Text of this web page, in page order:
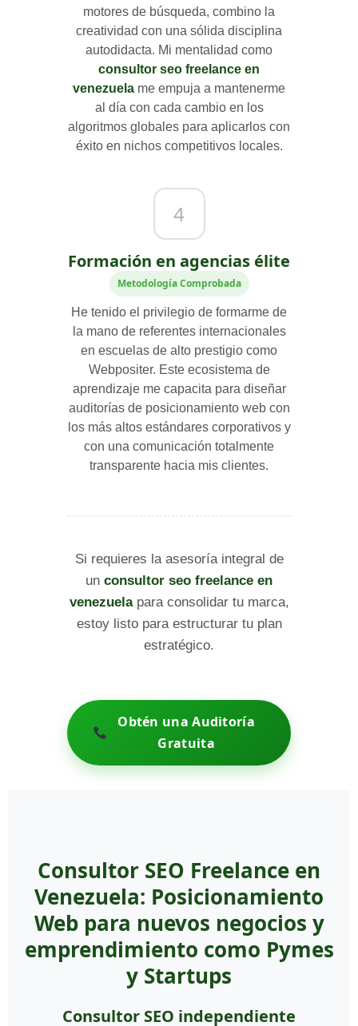
motores de búsqueda, combino la
creatividad con una sólida disciplina
autodidacta. Mi mentalidad como
consultor seo freelance en
venezuela me empuja a mantenerme
al día con cada cambio en los
algoritmos globales para aplicarlos con
éxito en nichos competitivos locales.
4
Formación en agencias élite
Metodología Comprobada
He tenido el privilegio de formarme de
la mano de referentes internacionales
en escuelas de alto prestigio como
Webpositer. Este ecosistema de
aprendizaje me capacita para diseñar
auditorías de posicionamiento web con
los más altos estándares corporativos y
con una comunicación totalmente
transparente hacia mis clientes.
Si requieres la asesoría integral de
un consultor seo freelance en
venezuelapara consolidar tu marca,
estoy listo para estructurar tu plan
estratégico.
Obtén una Auditoría
Gratuita
Consultor SEO Freelance en
Venezuela: Posicionamiento
Web para nuevos negocios y
emprendimiento como Pymes
y Startups
Consultor SEO independiente